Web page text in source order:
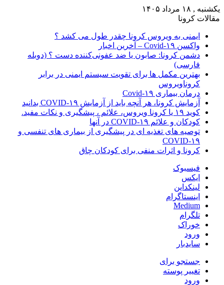
یکشنبه , ۱۸ مرداد ۱۴۰۵
مقالات کرونا
ایمنی به ویروس کرونا چقدر طول می کشد ؟
واکسن Covid-۱۹ – آخرین اخبار
دشمن کرونا: صابون یا ضد عفونی‌کننده دست ؟ (دوبله
فارسی)
بهترین مکمل ها برای تقویت سیستم ایمنی در برابر
کروناویروس
درمان بیماری Covid-۱۹
آزمایش کرونا، هر آنچه باید از آزمایش COVID-۱۹ بدانید
کوید ۱۹ یا کرونا ویروس، علائم ، پیشگیری و نکات مفید.
کودکان و علائم COVID-۱۹ در آنها
توصیه های تغذیه ای در پیشگیری از بیماری های تنفسی و
COVID-۱۹
کرونا و اثرات منفی برای کودکان چاق
فیسبوک
ایکس
لینکداین
اینستاگرام
Medium
تلگرام
خوراک
ورود
سایدبار
جستجو برای
تغییر پوسته
ورود